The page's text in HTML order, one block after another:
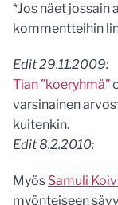
*Jos näet jossain
kommentteihin
Edit 29.11.2009:
Tian ”koeryhmä”
varsinainen
kuitenkin.
Edit 8.2.2010:
Myös Samuli
myönteiseen